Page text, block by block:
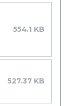
554.1 KB
527.37 KB